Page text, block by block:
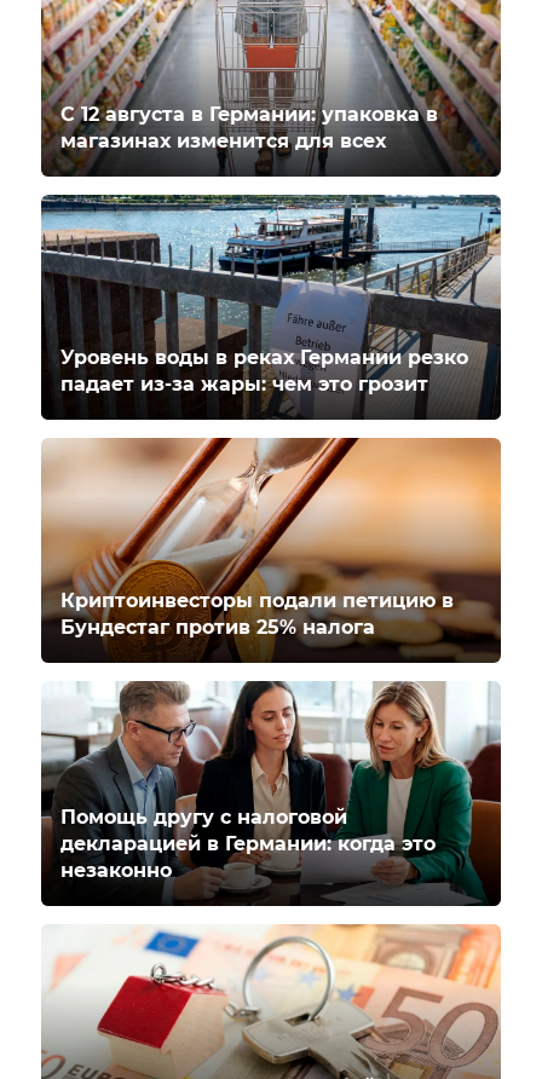
С 12 августа в Германии: упаковка в
магазинах изменится для всех
Уровень воды в реках Германии резко
падает из-за жары: чем это грозит
Криптоинвесторы подали петицию в
Бундестаг против 25% налога
Помощь другу с налоговой
декларацией в Германии: когда это
незаконно